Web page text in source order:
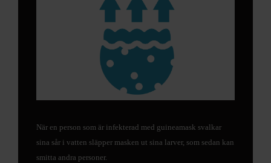
När en person som är infekterad med guineamask svalkar
sina sår i vatten släpper masken ut sina larver, som sedan kan
smitta andra personer.